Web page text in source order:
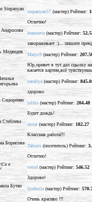
stepanyan57 (мастер) Рейтинг:
Отлично!
beznoeva (мастер) Рейтинг:
завораживает :)... пишите
Maryc9 (мастер) Рейтинг:
Юр,привет я тут дал сцылку
касается картин,всё
nataliya (мастер) Рейтинг:
здорово.
juliks (мастер) Рейтинг: 204.48
Будет дождь!
aistai (мастер) Рейтинг: 182.27
Классная работа!!!
Taboris (посетитель) Рейтинг:
Отлично!
vettel (мастер) Рейтинг: 546.52
Здорово!
ljudmila (мастер) Рейтинг:
Очень красиво !!!